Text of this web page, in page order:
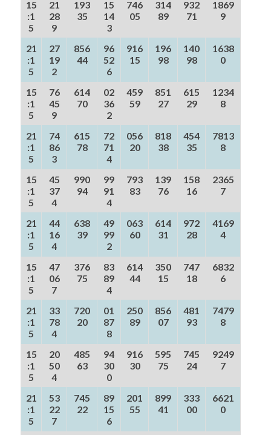
15
:1
5
21
28
9
193
35
15
14
3
746
05
314
89
932
71
1869
9
21
:1
5
27
19
2
856
44
96
52
6
916
15
196
98
140
98
1638
0
15
:1
5
76
45
9
614
70
02
36
2
459
59
851
27
615
29
1234
8
21
:1
5
74
86
3
615
78
72
71
4
056
20
818
38
454
35
7813
8
15
:1
5
45
37
4
990
94
99
91
4
793
83
139
76
158
16
2365
7
21
:1
5
44
16
4
638
39
49
99
2
063
60
614
31
972
28
4169
4
15
:1
5
47
06
7
376
75
83
89
4
614
44
350
15
747
18
6832
6
21
:1
5
33
78
4
720
20
01
87
8
250
89
856
07
481
93
7479
8
15
:1
5
20
50
4
485
63
94
30
0
916
30
595
75
745
24
9249
7
21
:1
5
53
22
7
745
22
89
15
6
201
55
899
41
333
00
6621
0